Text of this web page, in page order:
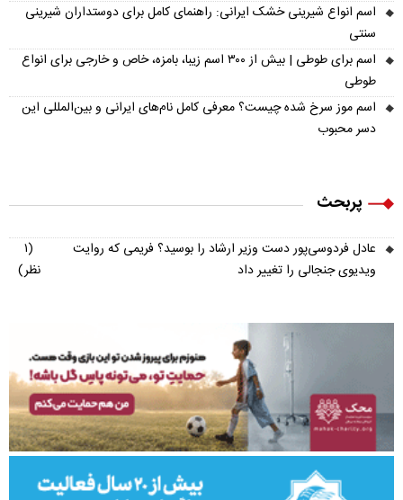
اسم انواع شیرینی خشک ایرانی: راهنمای کامل برای دوستداران شیرینی
سنتی
اسم برای طوطی | بیش از ۳۰۰ اسم زیبا، بامزه، خاص و خارجی برای انواع
طوطی
اسم موز سرخ شده چیست؟ معرفی کامل نام‌های ایرانی و بین‌المللی این
دسر محبوب
پربحث
عادل فردوسی‌پور دست وزیر ارشاد را بوسید؟ فریمی که روایت
ویدیوی جنجالی را تغییر داد
(۱
نظر)